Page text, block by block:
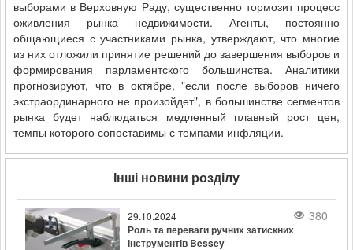
выборами в Верховную Раду, существенно тормозит процесс
оживления рынка недвижимости. Агенты, постоянно
общающиеся с участниками рынка, утверждают, что многие
из них отложили принятие решений до завершения выборов и
формирования парламентского большинства. Аналитики
прогнозируют, что в октябре, "если после выборов ничего
экстраординарного не произойдет", в большинстве сегментов
рынка будет наблюдаться медленный плавный рост цен,
темпы которого сопоставимы с темпами инфляции.
Інші новини розділу
29.10.2024 380
Роль та переваги ручних затискних
інструментів Bessey